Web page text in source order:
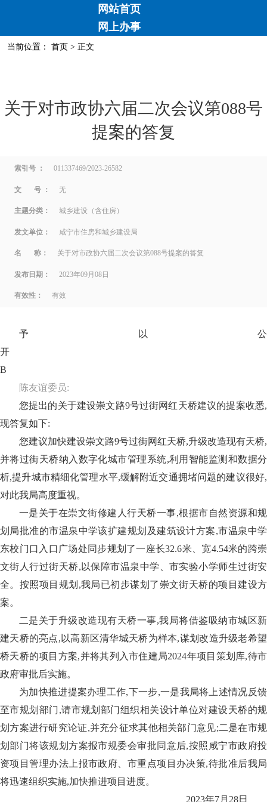
网站首页
网上办事
当前位置： 首页 > 正文
关于对市政协六届二次会议第088号
提案的答复
索引号 ： 011337469/2023-26582
文 号 ： 无
主题分类： 城乡建设（含住房）
发文单位： 咸宁市住房和城乡建设局
名 称： 关于对市政协六届二次会议第088号提案的答复
发布日期： 2023年09月08日
有效性： 有效
予以公
B
陈友谊委员:
您提出的关于建设崇文路9号过街网红天桥建议的提案收悉,
现答复如下:
您建议加快建设崇文路9号过街网红天桥,升级改造现有天桥,
并将过街天桥纳入数字化城市管理系统,利用智能监测和数据分
析,提升城市精细化管理水平,缓解附近交通拥堵问题的建议很好,
对此我局高度重视。
一是关于在崇文街修建人行天桥一事,根据市自然资源和规
划局批准的市温泉中学该扩建规划及建筑设计方案,市温泉中学
东校门口入口广场处同步规划了一座长32.6米、宽4.54米的跨崇
文街人行过街天桥,以保障市温泉中学、市实验小学师生过街安
全。按照项目规划,我局已初步谋划了崇文街天桥的项目建设方
案。
二是关于升级改造现有天桥一事,我局将借鉴吸纳市城区新
建天桥的亮点,以高新区清华城天桥为样本,谋划改造升级老希望
桥天桥的项目方案,并将其列入市住建局2024年项目策划库,待市
政府审批后实施。
为加快推进提案办理工作,下一步,一是我局将上述情况反馈
至市规划部门,请市规划部门组织相关设计单位对建设天桥的规
划方案进行研究论证,并充分征求其他相关部门意见;二是在市规
划部门将该规划方案报市规委会审批同意后,按照咸宁市政府投
资项目管理办法上报市政府、市重点项目办决策,待批准后我局
将迅速组织实施,加快推进项目进度。
2023年7月28日